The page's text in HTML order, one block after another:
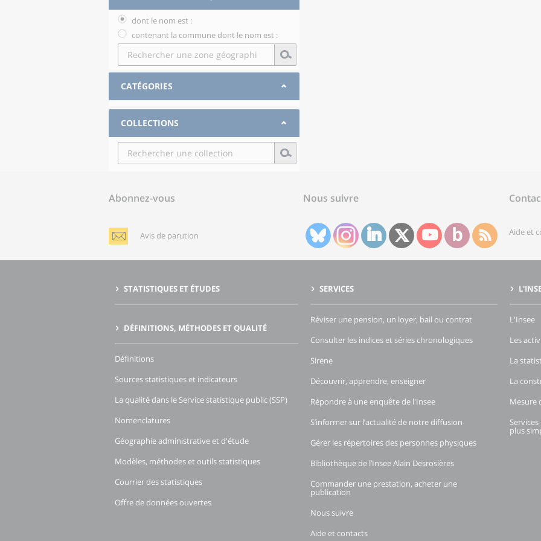
dont le nom est :
contenant la commune dont le nom est :
CATÉGORIES
COLLECTIONS
Abonnez-vous
Avis de parution
Nous suivre
Aide et
STATISTIQUES ET ÉTUDES
DÉFINITIONS, MÉTHODES ET QUALITÉ
Définitions
Sources statistiques et indicateurs
La qualité dans le Service statistique public (SSP)
Nomenclatures
Géographie administrative et d'étude
Modèles, méthodes et outils statistiques
Courrier des statistiques
Offre de données ouvertes
SERVICES
Réviser une pension, un loyer, bail ou contrat
Consulter les indices et séries chronologiques
Sirene
Découvrir, apprendre, enseigner
Répondre à une enquête de l'Insee
S’informer sur l’actualité de notre diffusion
Gérer les répertoires des personnes physiques
Bibliothèque de l’Insee Alain Desrosières
Commander une prestation, acheter une
publication
Nous suivre
Aide et contacts
L'Insee
Les
La
La
Mesure
plus